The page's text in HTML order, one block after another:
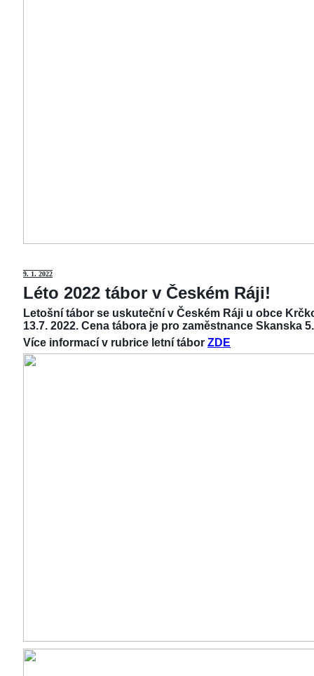
9. 1. 2022
Léto 2022 tábor v Českém Ráji!
Letošní tábor se uskuteční v Českém Ráji u obce
13.7. 2022. Cena tábora je pro zaměstnance Skanska
Více informací v rubrice letní tábor ZDE